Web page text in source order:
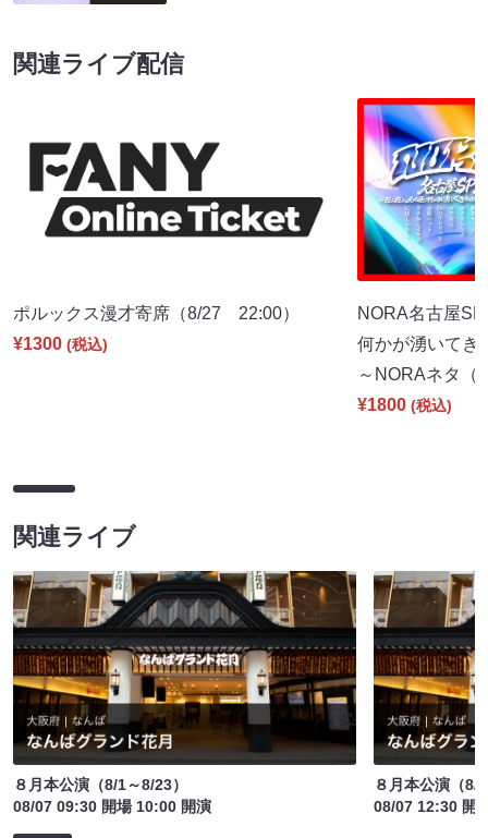
関連ライブ配信
ポルックス漫才寄席（8/27 22:00）
¥1300 (税込)
NORA名古屋
何かが湧いてき
～NORAネタ
¥1800 (税込)
関連ライブ
８月本公演（8/1～8/23）
08/07 09:30 開場 10:00 開演
８月本公演（8/
08/07 12:30 開